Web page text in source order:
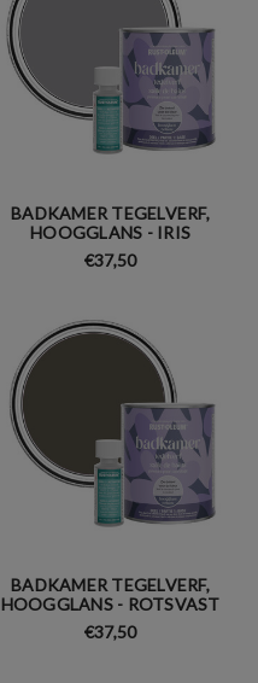
BADKAMER TEGELVERF,
HOOGGLANS - IRIS
€37,50
BADKAMER TEGELVERF,
HOOGGLANS - ROTSVAST
€37,50